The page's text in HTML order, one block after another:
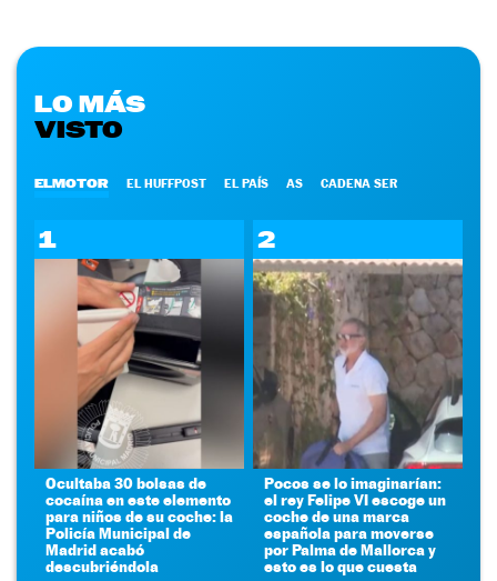
LO MÁS
VISTO
ELMOTOR EL HUFFPOST EL PAÍS AS CADENA SER
1
Ocultaba 30 bolsas de
cocaína en este elemento
para niños de su coche: la
Policía Municipal de
Madrid acabó
descubriéndola
2
Pocos se lo imaginarían:
el rey Felipe VI escoge un
coche de una marca
española para moverse
por Palma de Mallorca y
esto es lo que cuesta